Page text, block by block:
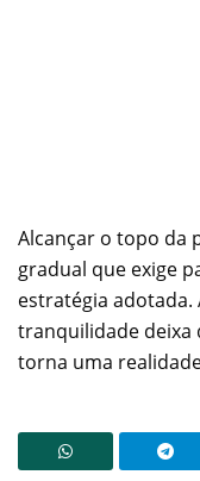
Alcançar o topo da
gradual que exige
estratégia adotada.
tranquilidade deixa
torna uma